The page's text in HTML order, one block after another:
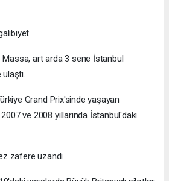
art arda 3 sene İstanbul
Grand Prix'sinde yaşayan
ve 2008 yıllarında İstanbul'daki
zafere uzandı